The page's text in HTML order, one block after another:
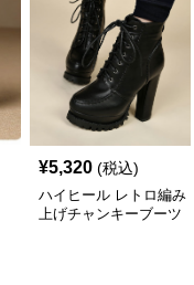
¥5,320 (税込)
ハイヒール レトロ編み
上げチャンキーブーツ